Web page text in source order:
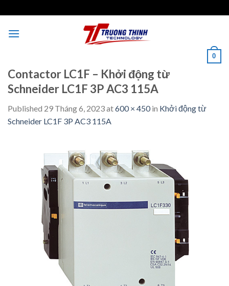
to
content
0
Contactor LC1F – Khởi động từ
Schneider LC1F 3P AC3 115A
Published 29 Tháng 6, 2023at600 × 450in Khởi động từ
Schneider LC1F 3P AC3 115A